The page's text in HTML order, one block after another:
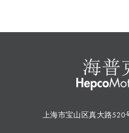
上海市宝山区真大路520